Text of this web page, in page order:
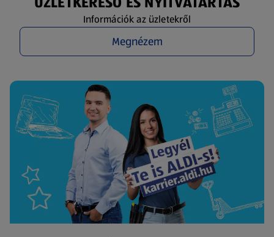
Információk az üzletekről
Megnézem